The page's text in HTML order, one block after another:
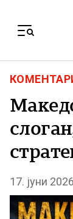
17. јуни